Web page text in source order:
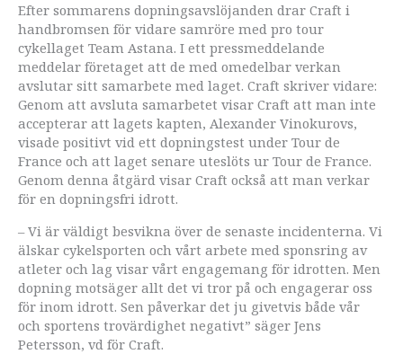
Efter sommarens dopningsavslöjanden drar Craft i
handbromsen för vidare samröre med pro tour
cykellaget Team Astana. I ett pressmeddelande
meddelar företaget att de med omedelbar verkan
avslutar sitt samarbete med laget. Craft skriver vidare:
Genom att avsluta samarbetet visar Craft att man inte
accepterar att lagets kapten, Alexander Vinokurovs,
visade positivt vid ett dopningstest under Tour de
France och att laget senare uteslöts ur Tour de France.
Genom denna åtgärd visar Craft också att man verkar
för en dopningsfri idrott.
– Vi är väldigt besvikna över de senaste incidenterna. Vi
älskar cykelsporten och vårt arbete med sponsring av
atleter och lag visar vårt engagemang för idrotten. Men
dopning motsäger allt det vi tror på och engagerar oss
för inom idrott. Sen påverkar det ju givetvis både vår
och sportens trovärdighet negativt” säger Jens
Petersson, vd för Craft.